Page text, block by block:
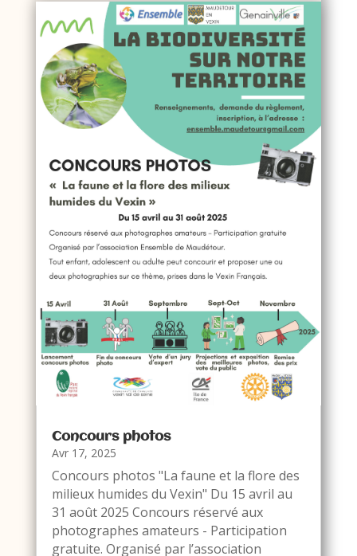
Concours photos
Avr 17, 2025
Concours photos "La faune et la flore des
milieux humides du Vexin" Du 15 avril au
31 août 2025 Concours réservé aux
photographes amateurs - Participation
gratuite. Organisé par l’association